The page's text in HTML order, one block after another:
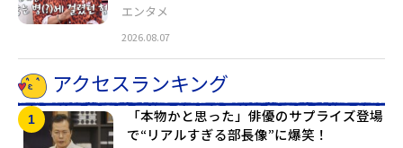
エンタメ
2026.08.07
アクセスランキング
「本物かと思った」俳優のサプライズ登場
で“リアルすぎる部長像”に爆笑！